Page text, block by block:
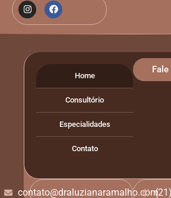
Home
Consultório
Especialidades
Contato
contato@draluzianaramalho.com